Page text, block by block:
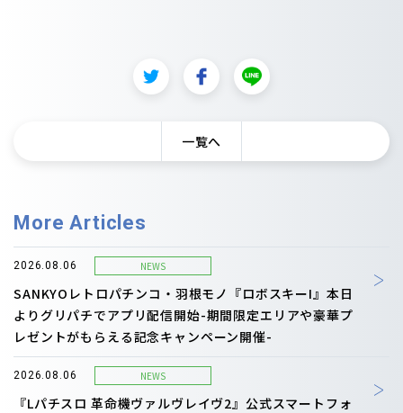
一覧へ
More Articles
2026.08.06 NEWS
SANKYOレトロパチンコ・羽根モノ『ロボスキーI』本日
よりグリパチでアプリ配信開始-期間限定エリアや豪華プ
レゼントがもらえる記念キャンペーン開催-
2026.08.06 NEWS
『Lパチスロ 革命機ヴァルヴレイヴ2』公式スマートフォ